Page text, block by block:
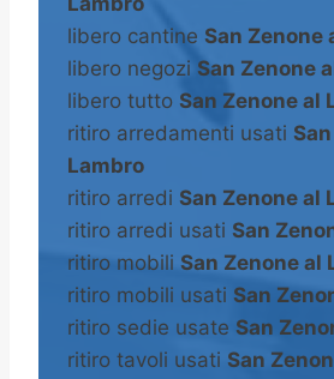
libero cantine San Zenone
libero negozi San Zenone
libero tutto San Zenone al
ritiro arredamenti usati
Lambro
ritiro arredi San Zenone al
ritiro arredi usati San
ritiro mobili San Zenone al
ritiro mobili usati San
ritiro sedie usate San
ritiro tavoli usati San